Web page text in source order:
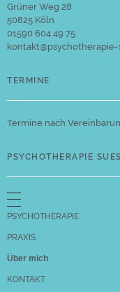
Grüner Weg 28
50825 Köln
01590 604 49 75
kontakt@psychotherapie-
TERMINE
Termine nach
PSYCHOTHERAPIE
PSYCHOTHERAPIE
PRAXIS
Über mich
KONTAKT